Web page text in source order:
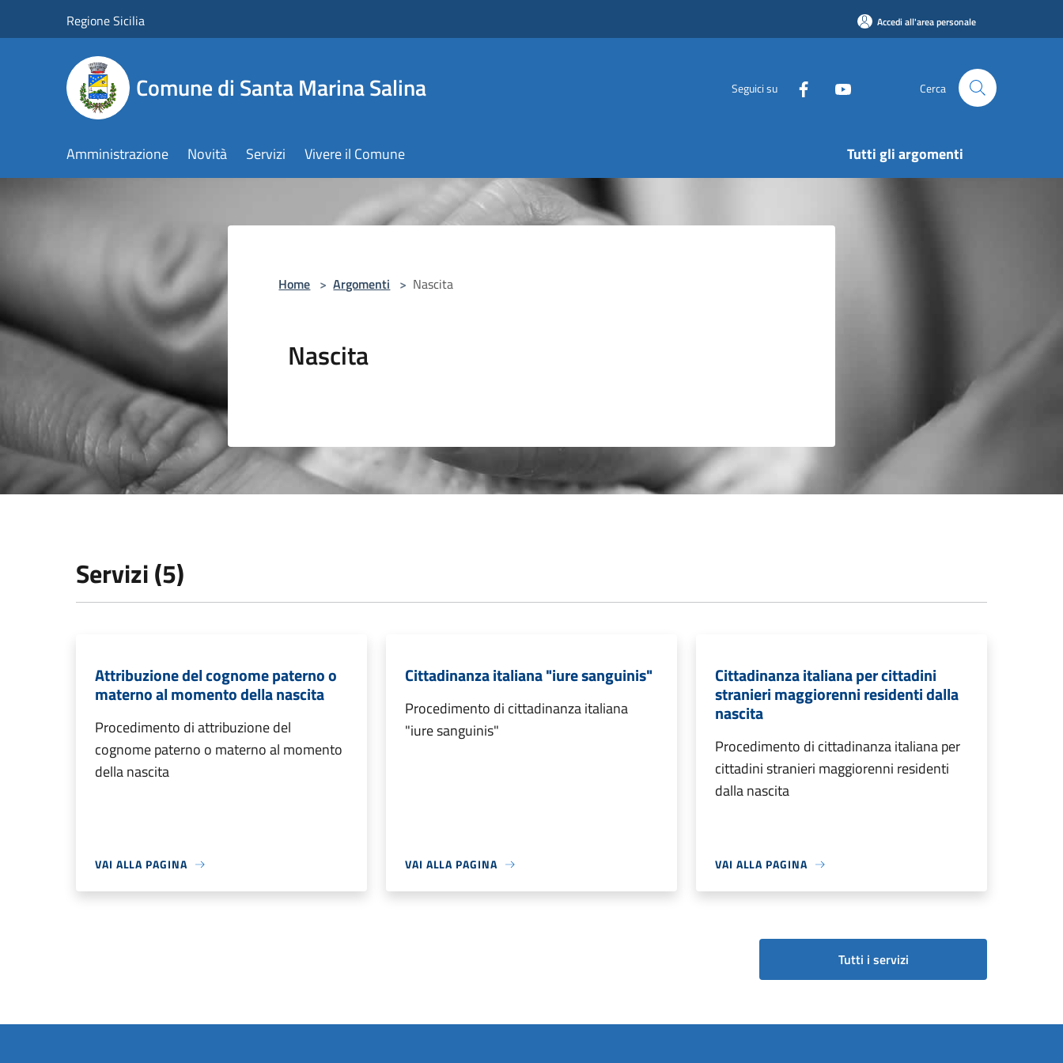
Regione Sicilia Accedi all'area personale
Comune di Santa Marina Salina Seguici su Cerca
Amministrazione Novità Servizi Vivere il Comune Tutti gli argomenti
Home > Argomenti > Nascita
Nascita
Servizi (5)
Attribuzione del cognome paterno o
materno al momento della nascita
Procedimento di attribuzione del
cognome paterno o materno al momento
della nascita
VAI ALLA PAGINA
Cittadinanza italiana "iure sanguinis"
Procedimento di cittadinanza italiana
"iure sanguinis"
VAI ALLA PAGINA
Cittadinanza italiana per cittadini
stranieri maggiorenni residenti dalla
nascita
Procedimento di cittadinanza italiana per
cittadini stranieri maggiorenni residenti
dalla nascita
VAI ALLA PAGINA
Tutti i servizi